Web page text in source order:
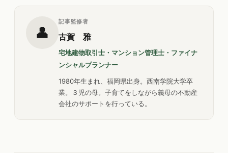
👤
記事監修者
古賀 雅
宅地建物取引士・マンション管理士・ファイナ
ンシャルプランナー
1980年生まれ、福岡県出身。西南学院大学卒
業。３児の母。子育てをしながら義母の不動産
会社のサポートを行っている。